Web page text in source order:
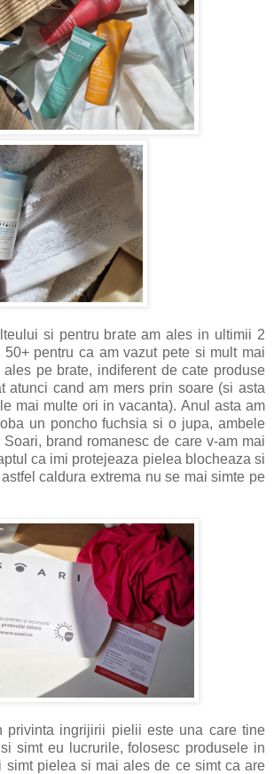
si pentru brate am ales in ultimii 2
pentru ca am vazut pete si mult mai
pe brate, indiferent de cate produse
atunci cand am mers prin soare (si asta
mai multe ori in vacanta). Anul asta am
un poncho fuchsia si o jupa, ambele
brand romanesc de care v-am mai
ca imi protejeaza pielea blocheaza si
caldura extrema nu se mai simte pe
privinta ingrijirii pielii este una care tine
simt eu lucrurile, folosesc produsele in
simt pielea si mai ales de ce simt ca are